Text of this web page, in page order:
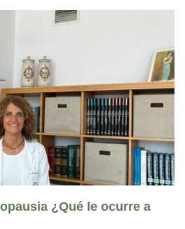
¿Qué le ocurre a